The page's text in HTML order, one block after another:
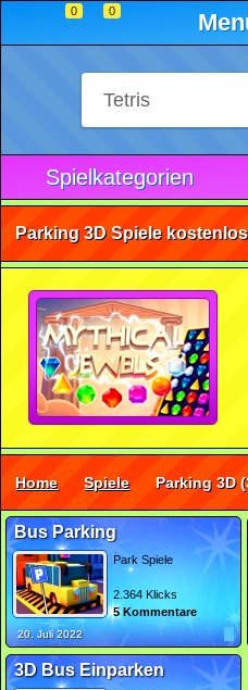
0 0
Spielkategorien
Home Spiele Parking 3D
Bus Parking
Park Spiele
2.364 Klicks
5 Kommentare
20. Juli 2022
3D Bus Einparken